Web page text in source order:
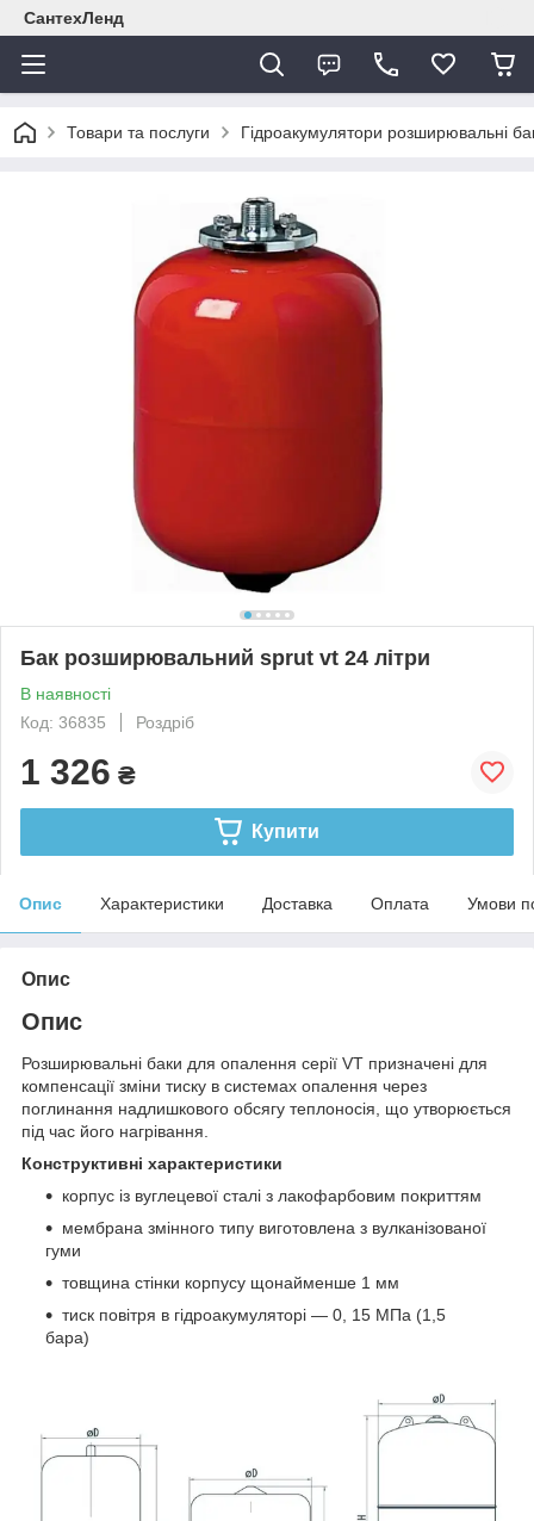
СантехЛенд
Товари та послуги Гідроакумулятори розширювальні
Бак розширювальний sprut vt 24 літри
В наявності
Код: 36835
Роздріб
1 326 ₴
Купити
Опис Характеристики Доставка Оплата Умови
Опис
Опис
Розширювальні баки для опалення серії VT призначені для
компенсації зміни тиску в системах опалення через
поглинання надлишкового обсягу теплоносія, що утворюється
під час його нагрівання.
Конструктивні характеристики
корпус із вуглецевої сталі з лакофарбовим покриттям
мембрана змінного типу виготовлена з вулканізованої
гуми
товщина стінки корпусу щонайменше 1 мм
тиск повітря в гідроакумуляторі — 0, 15 МПа (1,5
бара)